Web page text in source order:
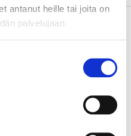
antanut heille tai joita on
palvelujaan.
yhteisenä
jossa liikkuvat robotit
siirtävät leikkaussalin
instrumenttipöytiä,